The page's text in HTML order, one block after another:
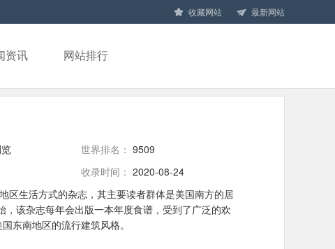
收藏网站 最新网站
资讯 网站排行
世界排名： 9509
收录时间： 2020-08-24
区生活方式的杂志，其主要读者群体是美国南方的居
该杂志每年会出版一本年度食谱，受到了广泛的欢
东南地区的流行建筑风格。